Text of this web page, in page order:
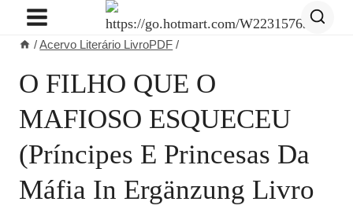
Pular
Conteúdo
/Acervo Literário LivroPDF /
O FILHO QUE O
MAFIOSO ESQUECEU
(Príncipes E Princesas Da
Máfia In Ergänzung Livro